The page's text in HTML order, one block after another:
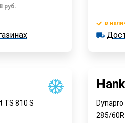
руб.
В корзину в
в
TS 810 S
Dynapro
285/